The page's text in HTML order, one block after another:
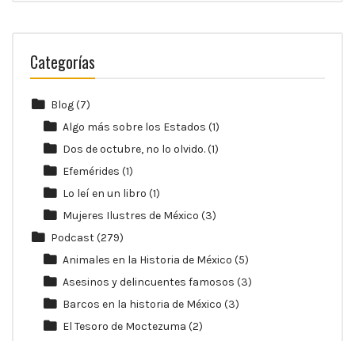
Categorías
Blog(7)
Algo más sobre los Estados (1)
Dos de octubre, no lo olvido.(1)
Efemérides (1)
Lo leí en un libro (1)
Mujeres Ilustres de México (3)
Podcast(279)
Animales en la Historia de México (5)
Asesinos y delincuentes famosos (3)
Barcos en la historia de México (3)
El Tesoro de Moctezuma (2)